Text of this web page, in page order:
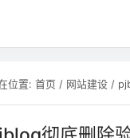
位置: 首页 / 网站建设/